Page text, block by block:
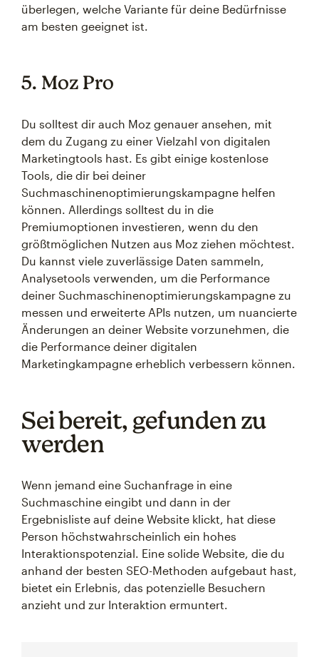
überlegen, welche Variante für deine Bedürfnisse
am besten geeignet ist.
5. Moz Pro
Du solltest dir auch Moz genauer ansehen, mit
dem du Zugang zu einer Vielzahl von digitalen
Marketingtools hast. Es gibt einige kostenlose
Tools, die dir bei deiner
Suchmaschinenoptimierungskampagne helfen
können. Allerdings solltest du in die
Premiumoptionen investieren, wenn du den
größtmöglichen Nutzen aus Moz ziehen möchtest.
Du kannst viele zuverlässige Daten sammeln,
Analysetools verwenden, um die Performance
deiner Suchmaschinenoptimierungskampagne zu
messen und erweiterte APIs nutzen, um nuancierte
Änderungen an deiner Website vorzunehmen, die
die Performance deiner digitalen
Marketingkampagne erheblich verbessern können.
Sei bereit, gefunden zu
werden
Wenn jemand eine Suchanfrage in eine
Suchmaschine eingibt und dann in der
Ergebnisliste auf deine Website klickt, hat diese
Person höchstwahrscheinlich ein hohes
Interaktionspotenzial. Eine solide Website, die du
anhand der besten SEO-Methoden aufgebaut hast,
bietet ein Erlebnis, das potenzielle Besuchern
anzieht und zur Interaktion ermuntert.